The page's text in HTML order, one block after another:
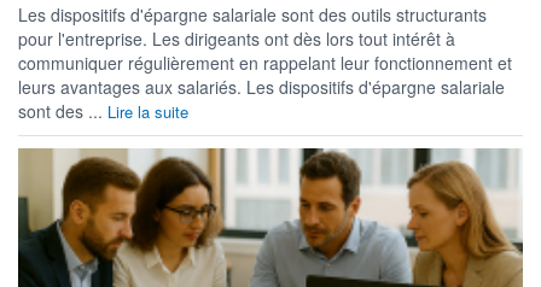
Les dispositifs d'épargne salariale sont des outils structurants
pour l'entreprise. Les dirigeants ont dès lors tout intérêt à
communiquer régulièrement en rappelant leur fonctionnement et
leurs avantages aux salariés. Les dispositifs d'épargne salariale
sont des ... Lire la suite